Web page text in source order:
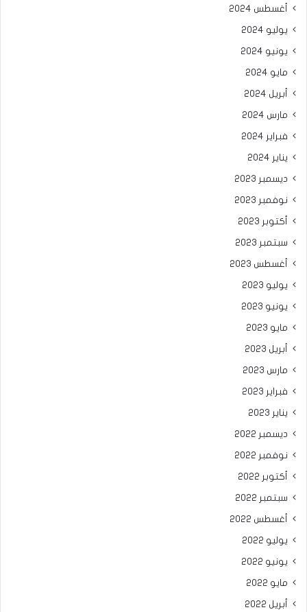
أغسطس 2024
يوليو 2024
يونيو 2024
مايو 2024
أبريل 2024
مارس 2024
فبراير 2024
يناير 2024
ديسمبر 2023
نوفمبر 2023
أكتوبر 2023
سبتمبر 2023
أغسطس 2023
يوليو 2023
يونيو 2023
مايو 2023
أبريل 2023
مارس 2023
فبراير 2023
يناير 2023
ديسمبر 2022
نوفمبر 2022
أكتوبر 2022
سبتمبر 2022
أغسطس 2022
يوليو 2022
يونيو 2022
مايو 2022
أبريل 2022